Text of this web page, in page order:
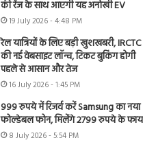
की रेंज के साथ आएगी यह अनोखी EV
19 July 2026 - 4:48 PM
रेल यात्रियों के लिए बड़ी खुशखबरी, IRCTC
की नई वेबसाइट लॉन्च, टिकट बुकिंग होगी
पहले से आसान और तेज
16 July 2026 - 1:45 PM
999 रुपये में रिजर्व करें Samsung का नया
फोल्डेबल फोन, मिलेंगे 2799 रुपये के
8 July 2026 - 5:54 PM